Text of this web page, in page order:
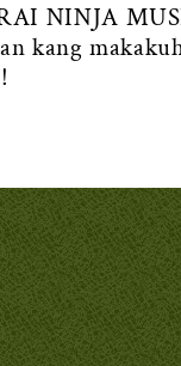
NINJA
kang